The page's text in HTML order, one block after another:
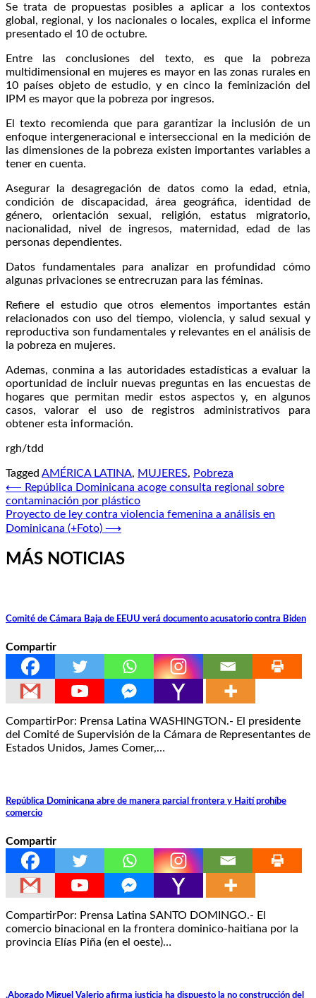
Se trata de propuestas posibles a aplicar a los contextos
global, regional, y los nacionales o locales, explica el informe
presentado el 10 de octubre.
Entre las conclusiones del texto, es que la pobreza
multidimensional en mujeres es mayor en las zonas rurales en
10 países objeto de estudio, y en cinco la feminización del
IPM es mayor que la pobreza por ingresos.
El texto recomienda que para garantizar la inclusión de un
enfoque intergeneracional e interseccional en la medición de
las dimensiones de la pobreza existen importantes variables a
tener en cuenta.
Asegurar la desagregación de datos como la edad, etnia,
condición de discapacidad, área geográfica, identidad de
género, orientación sexual, religión, estatus migratorio,
nacionalidad, nivel de ingresos, maternidad, edad de las
personas dependientes.
Datos fundamentales para analizar en profundidad cómo
algunas privaciones se entrecruzan para las féminas.
Refiere el estudio que otros elementos importantes están
relacionados con uso del tiempo, violencia, y salud sexual y
reproductiva son fundamentales y relevantes en el análisis de
la pobreza en mujeres.
Ademas, conmina a las autoridades estadísticas a evaluar la
oportunidad de incluir nuevas preguntas en las encuestas de
hogares que permitan medir estos aspectos y, en algunos
casos, valorar el uso de registros administrativos para
obtener esta información.
rgh/tdd
Tagged AMÉRICA LATINA, MUJERES, Pobreza
Navegación
de
entradas
⟵ República Dominicana acoge consulta regional sobre
contaminación por plástico
Proyecto de ley contra violencia femenina a análisis en
Dominicana (+Foto) ⟶
MÁS NOTICIAS
Comité de Cámara Baja de EEUU verá documento acusatorio contra Biden
Compartir
CompartirPor: Prensa Latina WASHINGTON.- El presidente
del Comité de Supervisión de la Cámara de Representantes de
Estados Unidos, James Comer,…
República Dominicana abre de manera parcial frontera y Haití prohíbe
comercio
Compartir
CompartirPor: Prensa Latina SANTO DOMINGO.- El
comercio binacional en la frontera dominico-haitiana por la
provincia Elías Piña (en el oeste)…
.Abogado Miguel Valerio afirma justicia ha dispuesto la no construcción del